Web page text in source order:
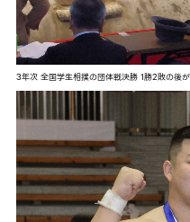
3年次 全国学生相撲の団体戦決勝 1勝2敗の後